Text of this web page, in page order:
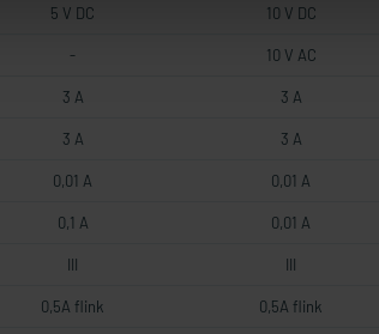
5 V DC 10 V DC
- 10 V AC
3 A 3 A
3 A 3 A
0,01 A 0,01 A
0,1 A 0,01 A
III III
0,5A flink 0,5A flink